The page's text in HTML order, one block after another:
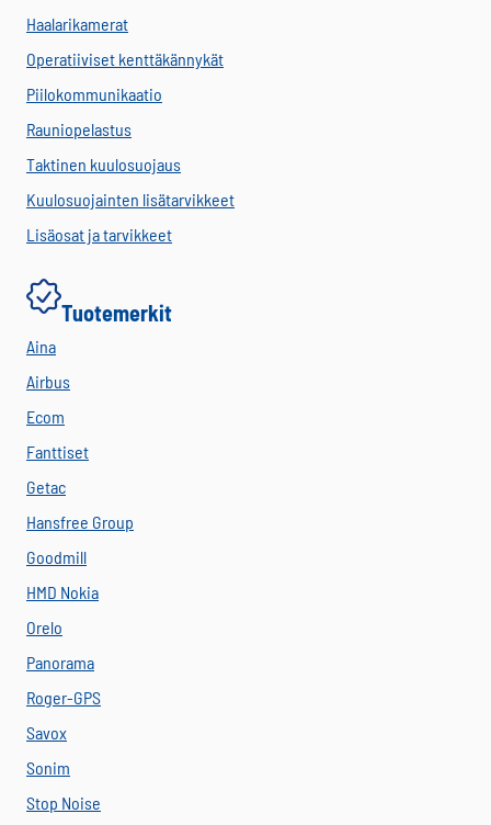
Haalarikamerat
Operatiiviset kenttäkännykät
Piilokommunikaatio
Rauniopelastus
Taktinen kuulosuojaus
Kuulosuojainten lisätarvikkeet
Lisäosat ja tarvikkeet
Tuotemerkit
Aina
Airbus
Ecom
Fanttiset
Getac
Hansfree Group
Goodmill
HMD Nokia
Orelo
Panorama
Roger-GPS
Savox
Sonim
Stop Noise